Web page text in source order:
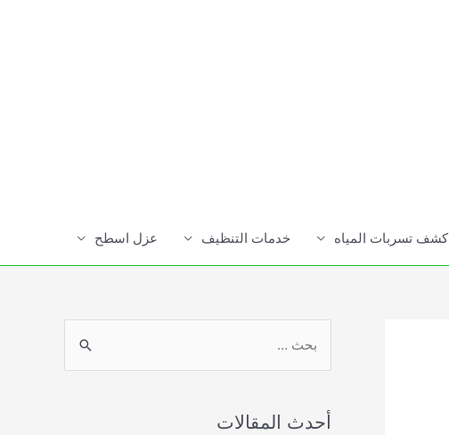
كشف تسربات المياه خدمات التنظيف عزل اسطح
rأحدث المقالات